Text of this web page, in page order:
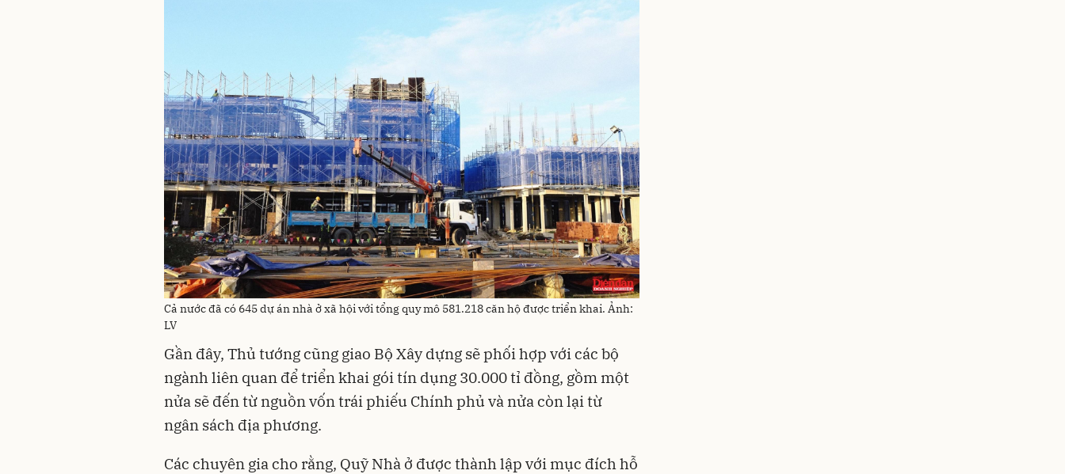
Cả nước đã có 645 dự án nhà ở xã hội với tổng quy mô 581.218 căn hộ được triển khai. Ảnh:
LV
Gần đây, Thủ tướng cũng giao Bộ Xây dựng sẽ phối hợp với các bộ
ngành liên quan để triển khai gói tín dụng 30.000 tỉ đồng, gồm một
nửa sẽ đến từ nguồn vốn trái phiếu Chính phủ và nửa còn lại từ
ngân sách địa phương.
Các chuyên gia cho rằng, Quỹ Nhà ở được thành lập với mục đích hỗ